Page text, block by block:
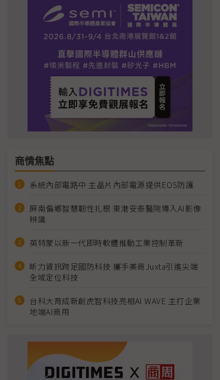
商情焦點
系統內部電路中 主晶片內部電源提供EOS防護
屏南偏鄉智慧韌性扎根 東港安泰醫院導入AI影像
辨識
英特蒙以新一代即時軟體推動工業控制革新
昕力資訊跨足國防科技 攜手美商Juxta引進尖端
全域定位科技
台科大育成新創虎智科技亮相AI WAVE 主打企業
地端AI商用